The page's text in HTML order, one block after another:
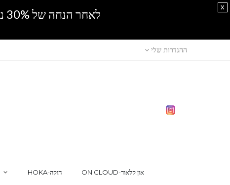
ההגדרות שלי
HOKA-הוקה ON CLOUD-און קלאוד
לאחר הנחה של 30% נוספים, אין מכירה סיטונאית.SPRING SALE
x